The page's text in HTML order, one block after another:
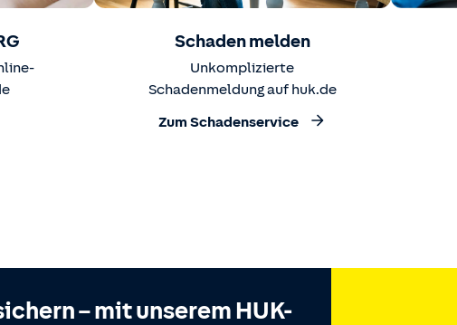
Schaden melden
Unkomplizierte
Schadenmeldung auf huk.de
Zum Schadenservice
– mit unserem HUK-